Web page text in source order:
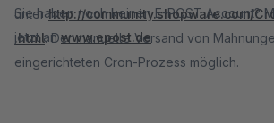
unterhttp://community.shopware.com/
.html. Der manuelle Versand von
eingerichteten Cron-Prozess möglich.
Sie haben noch keinen E-POST Account?
jetzt anwww.epost.de